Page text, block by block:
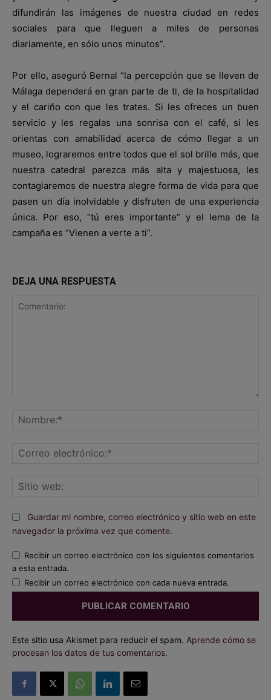
difundirán las imágenes de nuestra ciudad en redes
sociales para que lleguen a miles de personas
diariamente, en sólo unos minutos”.
Por ello, aseguró Bernal “la percepción que se lleven de
Málaga dependerá en gran parte de ti, de la hospitalidad
y el cariño con que les trates. Si les ofreces un buen
servicio y les regalas una sonrisa con el café, si les
orientas con amabilidad acerca de cómo llegar a un
museo, lograremos entre todos que el sol brille más, que
nuestra catedral parezca más alta y majestuosa, les
contagiaremos de nuestra alegre forma de vida para que
pasen un día inolvidable y disfruten de una experiencia
única. Por eso, “tú eres importante” y el lema de la
campaña es “Vienen a verte a ti”.
DEJA UNA RESPUESTA
Guardar mi nombre, correo electrónico y sitio web en este
navegador la próxima vez que comente.
Recibir un correo electrónico con los siguientes comentarios
a esta entrada.
Recibir un correo electrónico con cada nueva entrada.
Este sitio usa Akismet para reducir el spam. Aprende cómo se
procesan los datos de tus comentarios.